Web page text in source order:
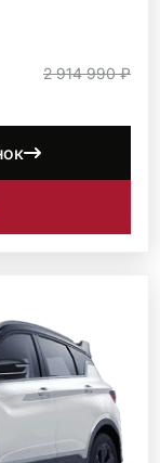
2 914 990 ₽